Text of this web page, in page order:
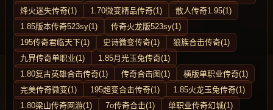
烽火迷失传奇(1)
1.70微变精品传奇(1)
散人传奇1.95(1)
1.85版本传奇523sy(1)
传奇火龙版523sy(1)
195传奇君临天下(1)
史诗微变传奇(1)
狼族合击传奇(1)
九界传奇单职业(1)
1.85月光玉兔传奇(1)
1.80复古英雄合击传奇(1)
传奇合击图(1)
横版单职业传奇(1)
完美传奇微变(1)
195超变合击传奇(1)
1.85火龙玉兔传奇(1)
1.80梁山传奇网游(1)
7o传奇合击(1)
单职业传奇幻城(1)